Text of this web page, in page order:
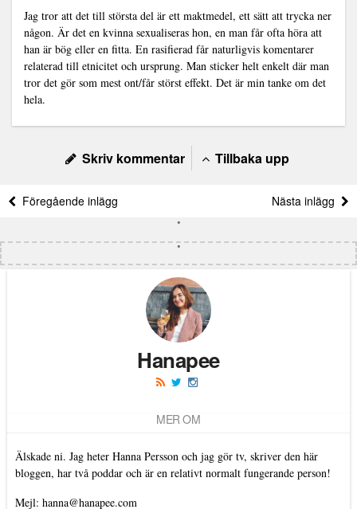
Jag tror att det till största del är ett maktmedel, ett sätt att trycka ner
någon. Är det en kvinna sexualiseras hon, en man får ofta höra att
han är bög eller en fitta. En rasifierad får naturligvis komentarer
relaterad till etnicitet och ursprung. Man sticker helt enkelt där man
tror det gör som mest ont/får störst effekt. Det är min tanke om det
hela.
Skriv kommentar Tillbaka upp
Föregående inlägg Nästa inlägg
Hanapee
MER OM
Älskade ni. Jag heter Hanna Persson och jag gör tv, skriver den här
bloggen, har två poddar och är en relativt normalt fungerande person!
Mejl: hanna@hanapee.com